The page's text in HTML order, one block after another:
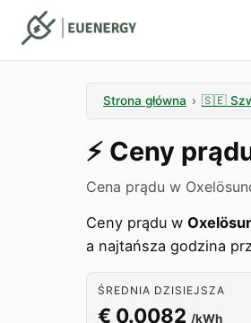
Strona główna › 🇸🇪
⚡️ Ceny
Cena prądu w
Ceny prądu w
a najtańsza godzina
ŚREDNIA DZISIEJSZA
€ 0.0082 /kWh